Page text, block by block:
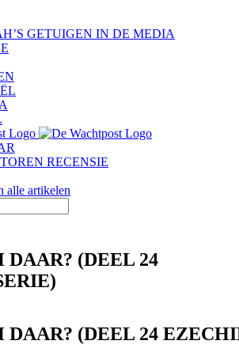
GETUIGEN IN DE MEDIA
RECENSIE
alle artikelen
DAAR? (DEEL 24
DAAR? (DEEL 24